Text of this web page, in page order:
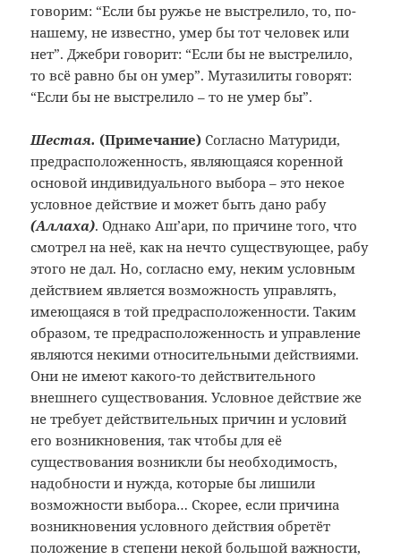
говорим: “Если бы ружье не выстрелило, то, по-
нашему, не известно, умер бы тот человек или
нет”. Джебри говорит: “Если бы не выстрелило,
то всё равно бы он умер”. Мутазилиты говорят:
“Если бы не выстрелило – то не умер бы”.
Шестая. (Примечание) Согласно Матуриди,
предрасположенность, являющаяся коренной
основой индивидуального выбора – это некое
условное действие и может быть дано рабу
(Аллаха). Однако Аш’ари, по причине того, что
смотрел на неё, как на нечто существующее, рабу
этого не дал. Но, согласно ему, неким условным
действием является возможность управлять,
имеющаяся в той предрасположенности. Таким
образом, те предрасположенность и управление
являются некими относительными действиями.
Они не имеют какого-то действительного
внешнего существования. Условное действие же
не требует действительных причин и условий
его возникновения, так чтобы для её
существования возникли бы необходимость,
надобности и нужда, которые бы лишили
возможности выбора… Скорее, если причина
возникновения условного действия обретёт
положение в степени некой большой важности,